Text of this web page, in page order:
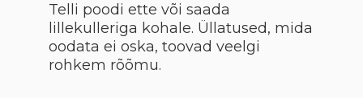
Telli poodi ette või saada
lillekulleriga kohale. Üllatused, mida
oodata ei oska, toovad veelgi
rohkem rõõmu.